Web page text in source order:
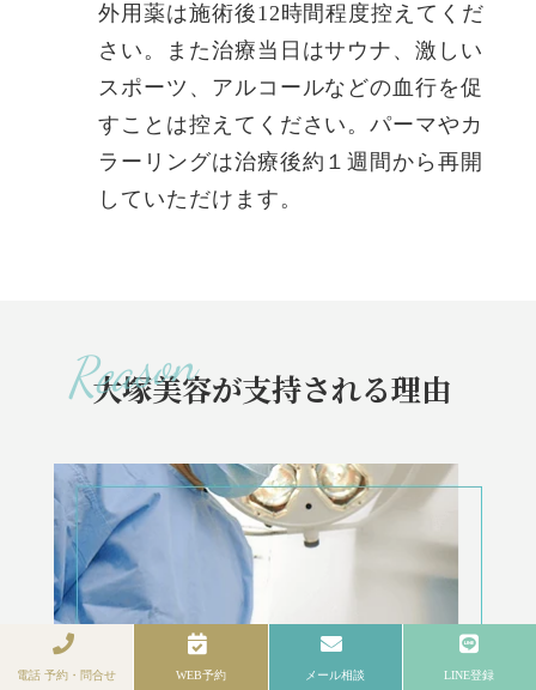
外用薬は施術後12時間程度控えてくだ
さい。また治療当日はサウナ、激しい
スポーツ、アルコールなどの血行を促
すことは控えてください。パーマやカ
ラーリングは治療後約１週間から再開
していただけます。
大塚美容が支持される理由
電話 予約・問合せ WEB予約 メール相談 LINE登録